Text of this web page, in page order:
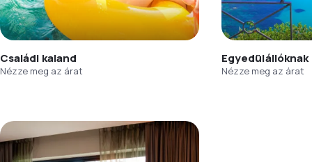
Családi kaland
Nézze meg az árat
Egyedülállóknak
Nézze meg az árat